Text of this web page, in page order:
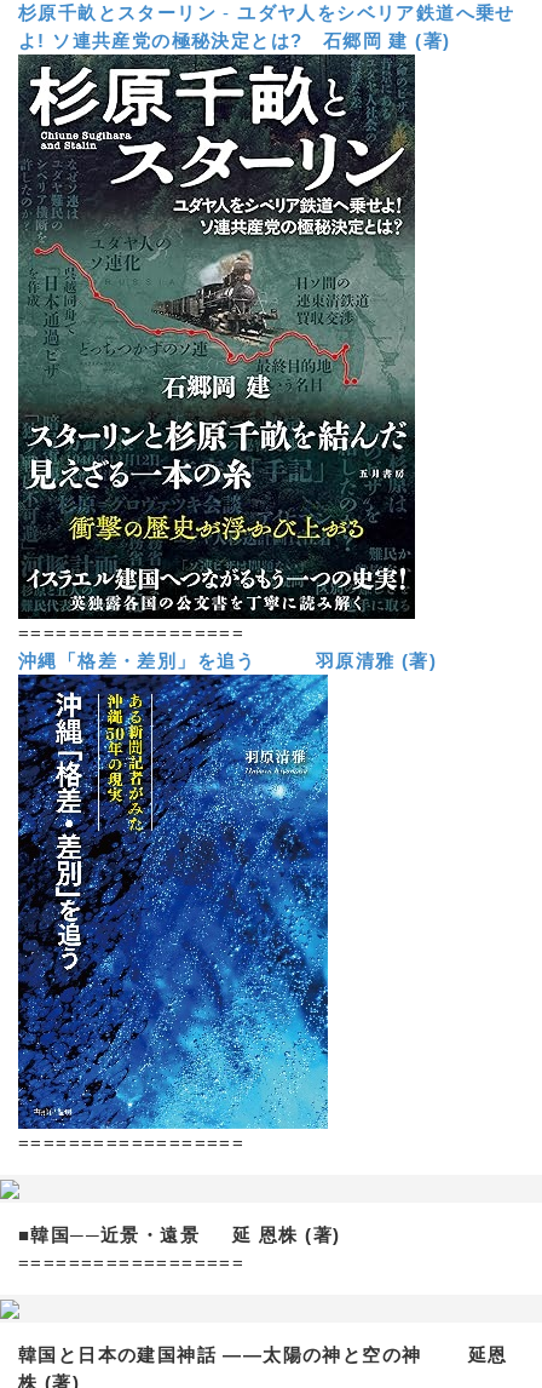
杉原千畝とスターリン -ユダヤ人をシベリア鉄道へ乗せ
よ! ソ連共産党の極秘決定とは?
石郷岡 建 (著)
==================
沖縄「格差・差別」を追う 羽原清雅 (著)
==================
■韓国──近景・遠景 延 恩株 (著)
==================
韓国と日本の建国神話 ——太陽の神と空の神 延恩
株 (著)